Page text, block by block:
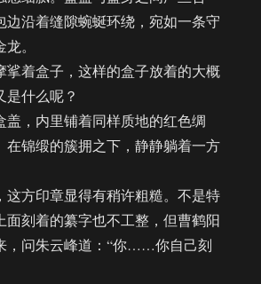
边沿着缝隙蜿蜒环绕，宛如一条守
。
着盒子，这样的盒子放着的大概
是什么呢？
，内里铺着同样质地的红色绸
在锦缎的簇拥之下，静静躺着一方
方印章显得有稍许粗糙。不是特
面刻着的纂字也不工整，但曹鹤阳
，问朱云峰道：“你……你自己刻